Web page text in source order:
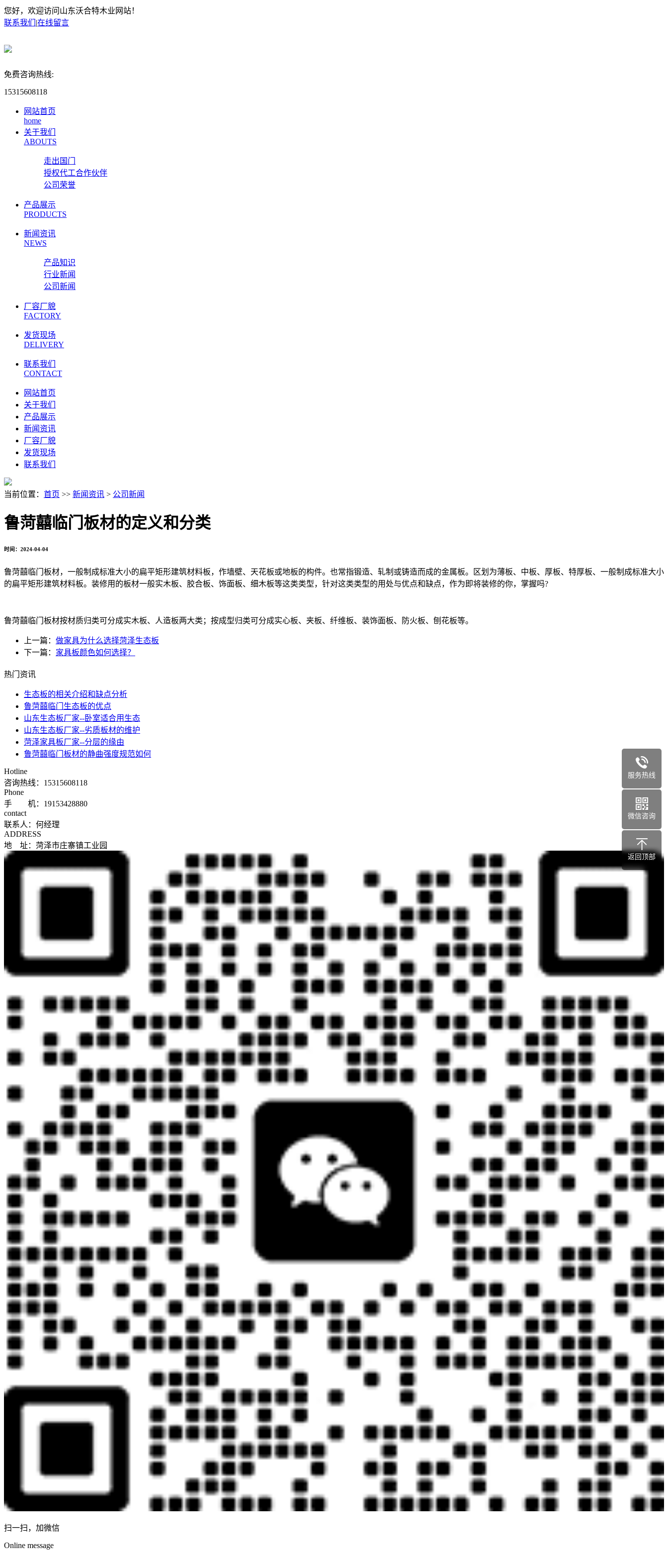
您好，欢迎访问山东沃合特木业网站！
联系我们 |在线留言
免费咨询热线:
15315608118
网站首页
home
关于我们
ABOUTS
走出国门
授权代工合作伙伴
公司荣誉
产品展示
PRODUCTS
新闻资讯
NEWS
产品知识
行业新闻
公司新闻
厂容厂貌
FACTORY
发货现场
DELIVERY
联系我们
CONTACT
网站首页
关于我们
产品展示
新闻资讯
厂容厂貌
发货现场
联系我们
当前位置： 首页 >> 新闻资讯 > 公司新闻
鲁菏囍临门板材的定义和分类
时间：2024-04-04
鲁菏囍临门板材，一般制成标准大小的扁平矩形建筑材料板，作墙壁、天花板或地板的构件。也常指锻造、轧制或铸造而成的金属板。区划为薄板、中板、厚板、特厚板、一般制成标准大小
的扁平矩形建筑材料板。装修用的板材一般实木板、胶合板、饰面板、细木板等这类类型，针对这类类型的用处与优点和缺点，作为即将装修的你，掌握吗?
鲁菏囍临门板材按材质归类可分成实木板、人造板两大类；按成型归类可分成实心板、夹板、纤维板、装饰面板、防火板、刨花板等。
上一篇： 做家具为什么选择菏泽生态板
下一篇： 家具板颜色如何选择？
热门资讯
​生态板的相关介绍和缺点分析
鲁菏囍临门生态板的优点
山东生态板厂家--卧室适合用生态
山东生态板厂家--劣质板材的维护
菏泽家具板厂家--分层的缘由
鲁菏囍临门板材的静曲强度规范如何
Hotline
咨询热线： 15315608118
Phone
手 机：19153428880
contact
联系人：何经理
ADDRESS
地 址：菏泽市庄寨镇工业园
扫一扫，加微信
Online message
服务热线
微信咨询
返回顶部